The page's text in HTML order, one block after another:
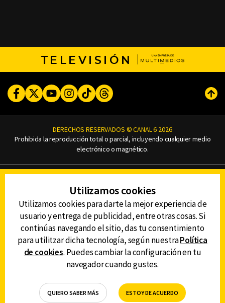
TELEVISIÓN
FacebookTwitterYoutubeInstagram
TikTokThreads
DERECHOS RESERVADOS © CANAL 6 2026
Prohibida la reproducción total o parcial, incluyendo cualquier medio
electrónico o magnético.
AVISO DE PRIVACIDAD
AVISO LEGAL
DEFENSORÍA DE LAS AUDIENCIAS
DESCARGA LA APP DE CANAL 6
Utilizamos cookies
Utilizamos cookies para darte la mejor experiencia de
usuario y entrega de publicidad, entre otras cosas. Si
continúas navegando el sitio, das tu consentimiento
para utilitzar dicha tecnología, según nuestraPolítica
de cookies. Puedes cambiar la configuración en tu
navegador cuando gustes.
QUIERO SABER MÁS ESTOY DE ACUERDO